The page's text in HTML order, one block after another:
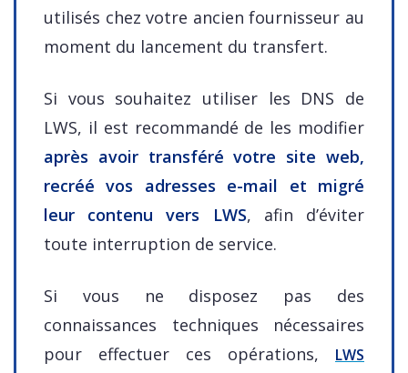
utilisés chez votre ancien fournisseur au
moment du lancement du transfert.
Si vous souhaitez utiliser les DNS de
LWS, il est recommandé de les modifier
après avoir transféré votre site web,
recréé vos adresses e-mail et migré
leur contenu vers LWS, afin d’éviter
toute interruption de service.
Si vous ne disposez pas des
connaissances techniques nécessaires
pour effectuer ces opérations, LWS